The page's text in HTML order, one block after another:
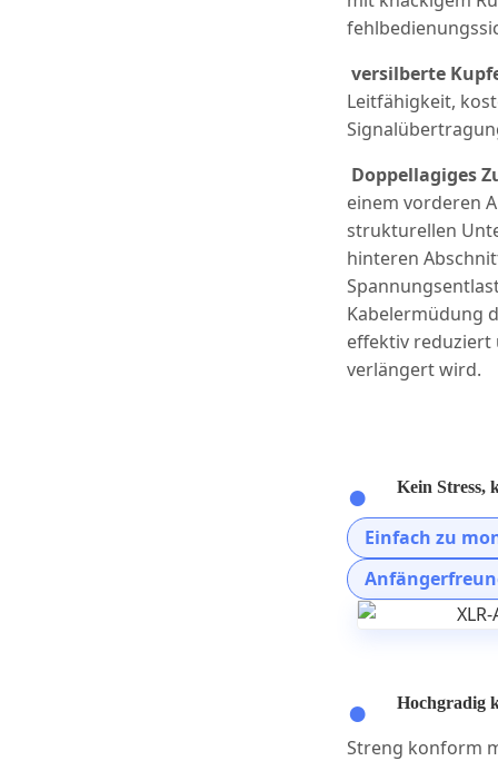
versilberte
Leitfähigkeit,
Doppellagiges
einem vorderen
strukturellen
hinteren
Kabelermüdung
effektiv reduziert
verlängert wird.
Kein Stress,
Einfach zu
Hochgradig
Streng konform